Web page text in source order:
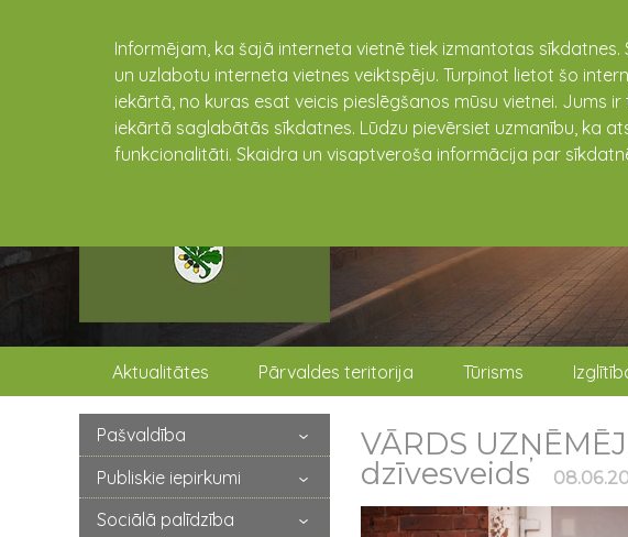
Informējam, ka šajā interneta vietnē tiek izmantotas
un uzlabotu interneta vietnes veiktspēju. Turpinot lietot šo
iekārtā, no kuras esat veicis pieslēgšanos mūsu vietnei.
iekārtā saglabātās sīkdatnes. Lūdzu pievērsiet uzmanību, ka
funkcionalitāti. Skaidra un visaptveroša informācija par
Aktualitātes Pārvaldes teritorija Tūrisms
Pašvaldība
Publiskie iepirkumi
Sociālā palīdzība
VĀRDS
dzīvesveids